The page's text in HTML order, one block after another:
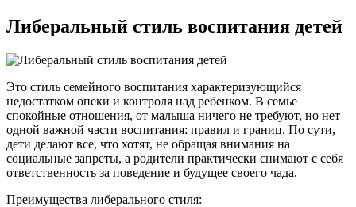
Либеральный стиль воспитания детей
Это стиль семейного воспитания характеризующийся
недостатком опеки и контроля над ребенком. В семье
спокойные отношения, от малыша ничего не требуют, но нет
одной важной части воспитания: правил и границ. По сути,
дети делают все, что хотят, не обращая внимания на
социальные запреты, а родители практически снимают с себя
ответственность за поведение и будущее своего чада.
Преимущества либерального стиля: